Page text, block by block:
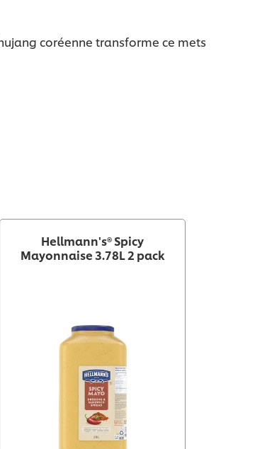
coréenne transforme ce mets
Hellmann's® Spicy
Mayonnaise 3.78L 2 pack